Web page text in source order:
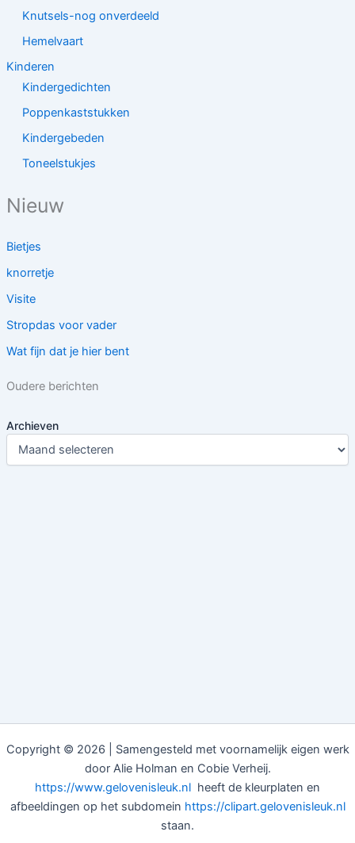
Knutsels-nog onverdeeld
Hemelvaart
Kinderen
Kindergedichten
Poppenkaststukken
Kindergebeden
Toneelstukjes
Nieuw
Bietjes
knorretje
Visite
Stropdas voor vader
Wat fijn dat je hier bent
Oudere berichten
Archieven
Copyright © 2026 | Samengesteld met voornamelijk eigen werk
door Alie Holman en Cobie Verheij.
https://www.gelovenisleuk.nl heeft de kleurplaten en
afbeeldingen op het subdomein https://clipart.gelovenisleuk.nl
staan.